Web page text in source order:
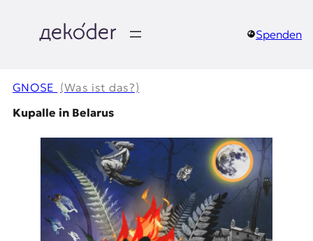
springen
e
k
Spenden
GNOSE (Was ist das?)
Kupalle in Belarus